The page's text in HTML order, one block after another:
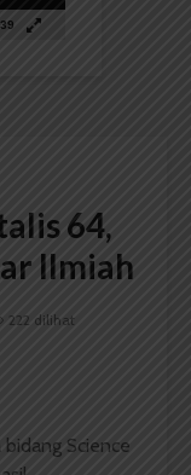
64,
Ilmiah
222 dilihat